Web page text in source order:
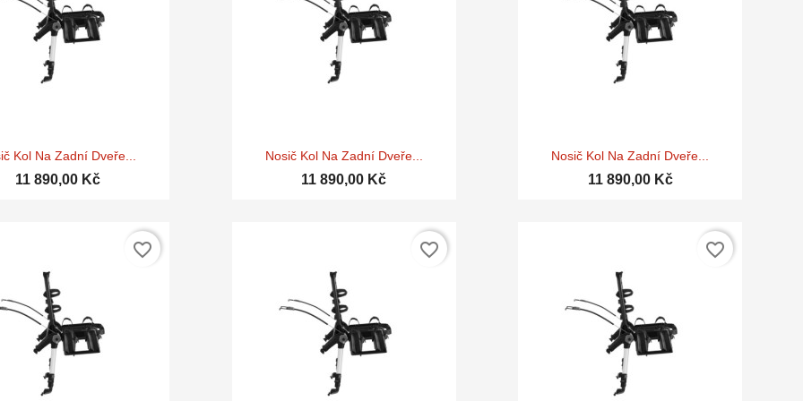
Rychlý náhled
Kol Na Zadní Dveře...
11 890,00 Kč
Rychlý náhled
Nosič Kol Na Zadní Dveře...
11 890,00 Kč
Rychlý náhled
Nosič Kol Na Zadní Dveře...
11 890,00 Kč
favorite_border favorite_border favorite_border